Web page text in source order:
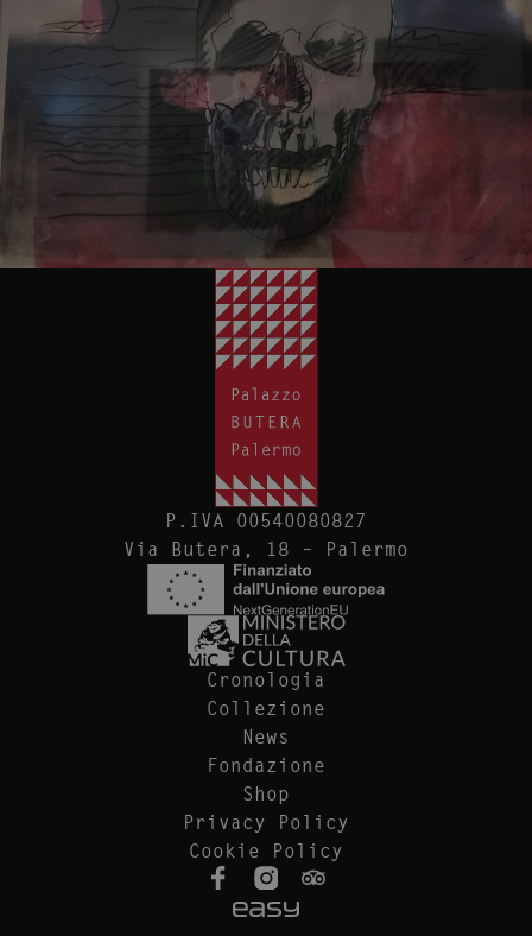
P.IVA 00540080827
Via Butera, 18 – Palermo
Cronologia
Collezione
News
Fondazione
Shop
Privacy Policy
Cookie Policy